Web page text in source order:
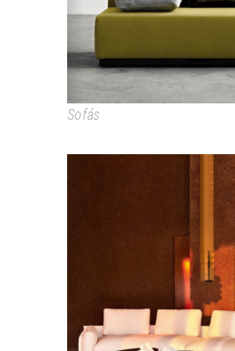
Sofás
NOAH